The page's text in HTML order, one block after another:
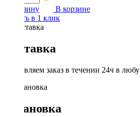
В корзину
В корзине
Купить в 1 клик
Доставка
Доставляем заказ в течении 24ч в
Установка